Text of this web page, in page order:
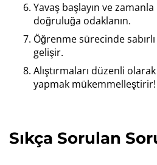
Yavaş başlayın ve zamanla
doğruluğa odaklanın.
Öğrenme sürecinde
gelişir.
Alıştırmaları düzenli
yapmak mükemmelleştirir!
Sıkça Sorulan